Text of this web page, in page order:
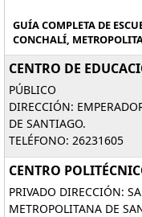
GUÍA COMPLETA DE
CONCHALÍ,
CENTRO DE
PÚBLICO
DIRECCIÓN:
DE SANTIAGO.
TELÉFONO: 26231605
CENTRO
PRIVADO DIRECCIÓN:
METROPOLITANA DE